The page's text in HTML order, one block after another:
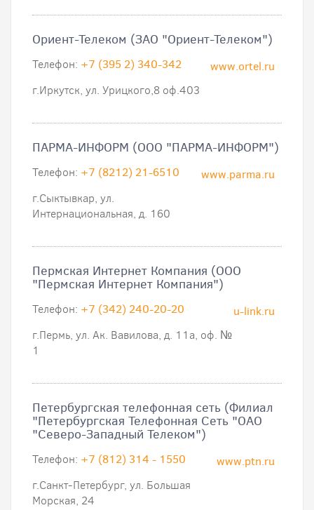
Ориент-Телеком (ЗАО "Ориент-Телеком")
www.ortel.ru
Телефон: +7 (395 2) 340-342
г.Иркутск, ул. Урицкого,8 оф.403
ПАРМА-ИНФОРМ (ООО "ПАРМА-ИНФОРМ")
www.parma.ru
Телефон: +7 (8212) 21-6510
г.Сыктывкар, ул.
Интернациональная, д. 160
Пермская Интернет Компания (ООО
"Пермская Интернет Компания")
u-link.ru
Телефон: +7 (342) 240-20-20
г.Пермь, ул. Ак. Вавилова, д. 11а, оф. №
1
Петербургская телефонная сеть (Филиал
"Петербургская Телефонная Сеть "ОАО
"Северо-Западный Телеком")
www.ptn.ru
Телефон: +7 (812) 314 - 1550
г.Санкт-Петербург, ул. Большая
Морская, 24